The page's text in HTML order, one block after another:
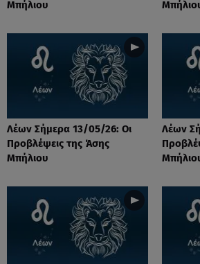
Μπήλιου
Λέων Σήμερα 13/05/26: Οι
Προβλέψεις της Άσης
Μπήλιου
Λέων